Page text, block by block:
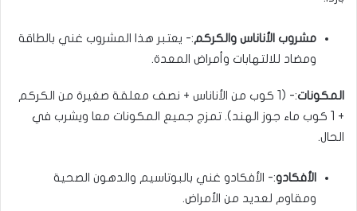
مشروب الأناناس والكركم:- يعتبر هذا المشروب غني بالطاقة
ومضاد للالتهابات وأمراض المعدة.
المكونات
:- (1 كوب من الأناناس + نصف معلقة صغيرة من الكركم
+ 1 كوب ماء جوز الهند). تمزج جميع المكونات معا ويشرب في
الحال.
الأفكادو:- الأفكادو غني بالبوتاسيم والدهون الصحية
ومقاوم لعديد من الأمراض.